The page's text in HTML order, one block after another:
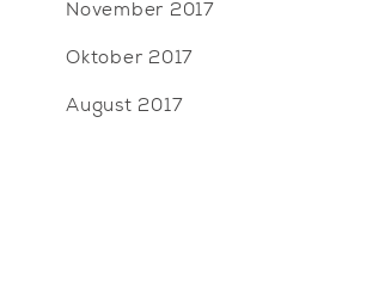
November 2017
Oktober 2017
August 2017